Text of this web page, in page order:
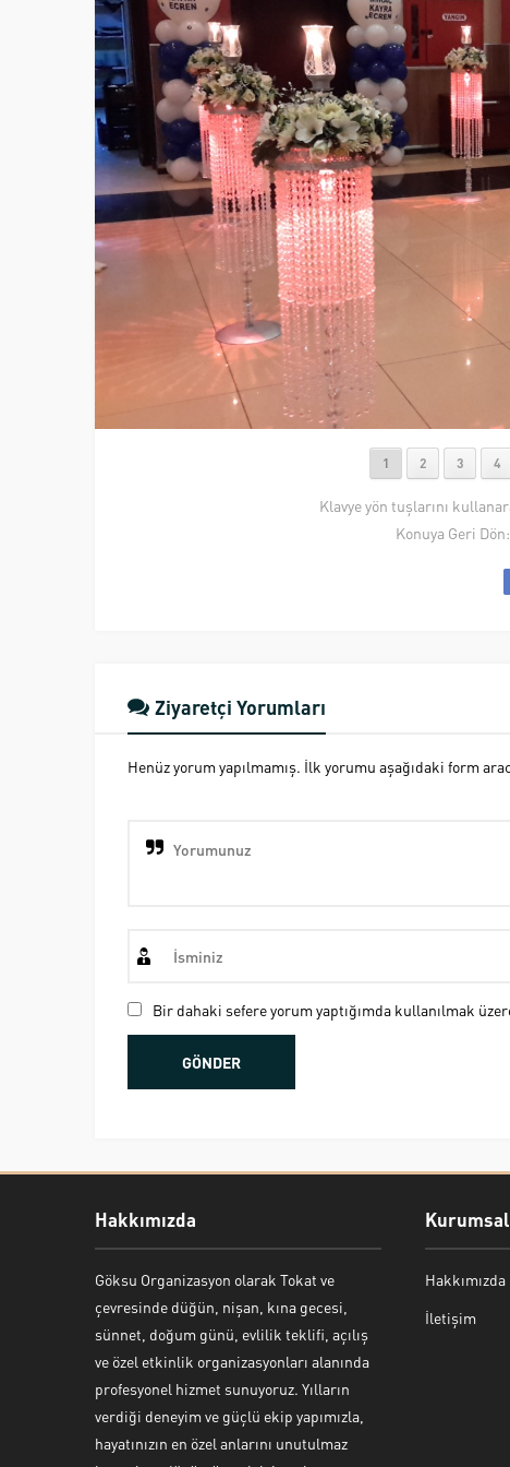
1 2 3 4
Klavye yön tuşlarını
Konuya Geri Dön:
Ziyaretçi Yorumları
Henüz yorum yapılmamış. İlk yorumu aşağıdaki form
Bir dahaki sefere yorum yaptığımda kullanılmak
Hakkımızda
Göksu Organizasyon olarak Tokat ve
çevresinde düğün, nişan, kına gecesi,
sünnet, doğum günü, evlilik teklifi, açılış
ve özel etkinlik organizasyonları alanında
profesyonel hizmet sunuyoruz. Yılların
verdiği deneyim ve güçlü ekip yapımızla,
hayatınızın en özel anlarını unutulmaz
Kurumsal
Hakkımızda
İletişim
Bekir Kiper
Cevap Yaz